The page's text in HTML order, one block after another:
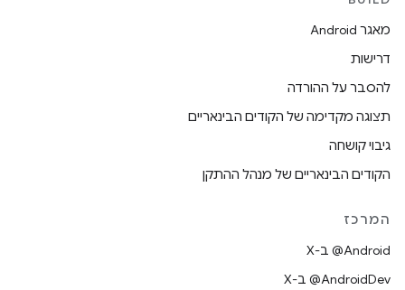
מאגר Android
דרישות
להסבר על ההורדה
תצוגה מקדימה של הקודים הבינאריים
גיבוי קושחה
הקודים הבינאריים של מנהל ההתקן
המרכז
‫‎@Android ב-X
‫‎@AndroidDev ב-X